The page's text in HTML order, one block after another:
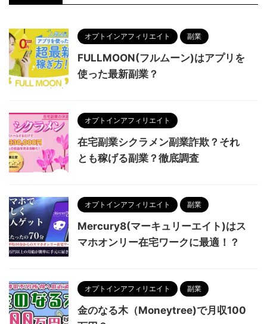
オプトインアフィリエイト 副業
FULLMOON(フルムーン)はアプリを
使った最新副業？
オプトインアフィリエイト
在宅副業シクラメン副業詐欺？それ
とも稼げる副業？徹底調査
オプトインアフィリエイト 副業
Mercury8(マーキュリーエイト)はス
マホオンリー在宅ワークに最適！？
オプトインアフィリエイト 副業
金のなる木（Moneytree)で月収100